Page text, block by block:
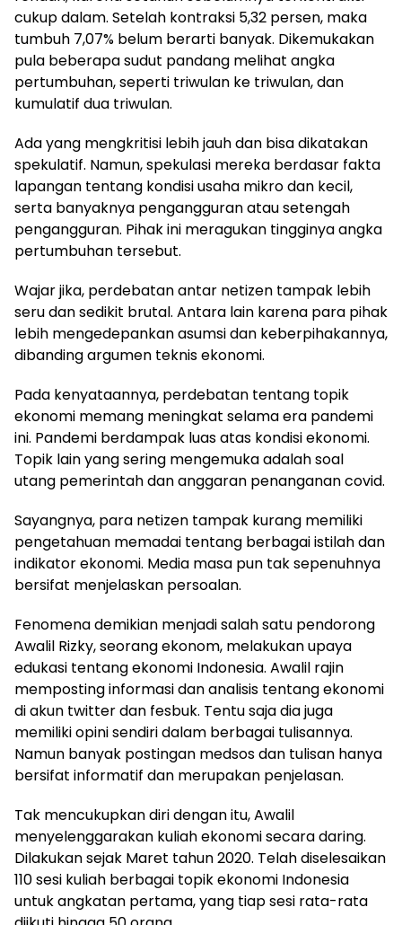
cukup dalam. Setelah kontraksi 5,32 persen, maka
tumbuh 7,07% belum berarti banyak. Dikemukakan
pula beberapa sudut pandang melihat angka
pertumbuhan, seperti triwulan ke triwulan, dan
kumulatif dua triwulan.
Ada yang mengkritisi lebih jauh dan bisa dikatakan
spekulatif. Namun, spekulasi mereka berdasar fakta
lapangan tentang kondisi usaha mikro dan kecil,
serta banyaknya pengangguran atau setengah
pengangguran. Pihak ini meragukan tingginya angka
pertumbuhan tersebut.
Wajar jika, perdebatan antar netizen tampak lebih
seru dan sedikit brutal. Antara lain karena para pihak
lebih mengedepankan asumsi dan keberpihakannya,
dibanding argumen teknis ekonomi.
Pada kenyataannya, perdebatan tentang topik
ekonomi memang meningkat selama era pandemi
ini. Pandemi berdampak luas atas kondisi ekonomi.
Topik lain yang sering mengemuka adalah soal
utang pemerintah dan anggaran penanganan covid.
Sayangnya, para netizen tampak kurang memiliki
pengetahuan memadai tentang berbagai istilah dan
indikator ekonomi. Media masa pun tak sepenuhnya
bersifat menjelaskan persoalan.
Fenomena demikian menjadi salah satu pendorong
Awalil Rizky, seorang ekonom, melakukan upaya
edukasi tentang ekonomi Indonesia. Awalil rajin
memposting informasi dan analisis tentang ekonomi
di akun twitter dan fesbuk. Tentu saja dia juga
memiliki opini sendiri dalam berbagai tulisannya.
Namun banyak postingan medsos dan tulisan hanya
bersifat informatif dan merupakan penjelasan.
Tak mencukupkan diri dengan itu, Awalil
menyelenggarakan kuliah ekonomi secara daring.
Dilakukan sejak Maret tahun 2020. Telah diselesaikan
110 sesi kuliah berbagai topik ekonomi Indonesia
untuk angkatan pertama, yang tiap sesi rata-rata